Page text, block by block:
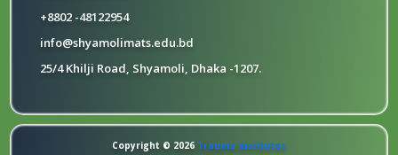
+8802 -48122954
info@shyamolimats.edu.bd
25/4 Khilji Road, Shyamoli, Dhaka -1207.
Copyright © 2026 Trauma Institutes